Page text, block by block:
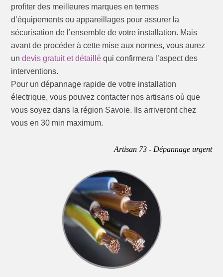
profiter des meilleures marques en termes
d’équipements ou appareillages pour assurer la
sécurisation de l’ensemble de votre installation. Mais
avant de procéder à cette mise aux normes, vous aurez
undevis gratuit et détaillé qui confirmera l’aspect des
interventions.
Pour un dépannage rapide de votre installation
électrique, vous pouvez contacter nos artisans où que
vous soyez dans la région Savoie. Ils arriveront chez
vous en 30 min maximum.
Artisan 73 - Dépannage urgent